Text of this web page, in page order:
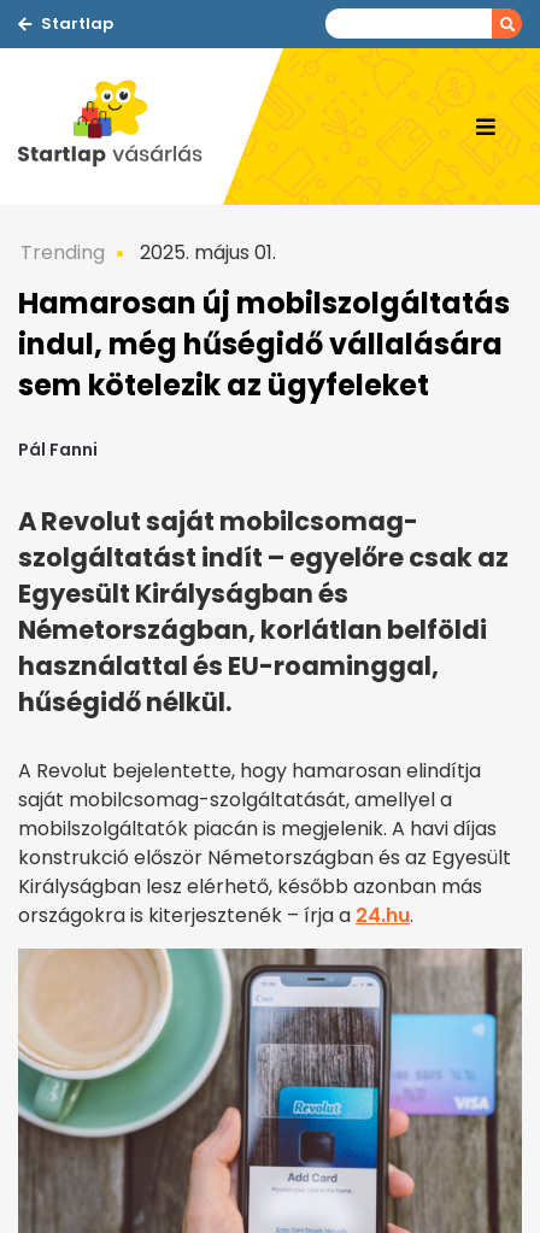
Startlap
Trending 2025. május 01.
Hamarosan új mobilszolgáltatás
indul, még hűségidő vállalására
sem kötelezik az ügyfeleket
Pál Fanni
A Revolut saját mobilcsomag-
szolgáltatást indít – egyelőre csak az
Egyesült Királyságban és
Németországban, korlátlan belföldi
használattal és EU-roaminggal,
hűségidő nélkül.
A Revolut bejelentette, hogy hamarosan elindítja
saját mobilcsomag-szolgáltatását, amellyel a
mobilszolgáltatók piacán is megjelenik. A havi díjas
konstrukció először Németországban és az Egyesült
Királyságban lesz elérhető, később azonban más
országokra is kiterjesztenék – írja a 24.hu.